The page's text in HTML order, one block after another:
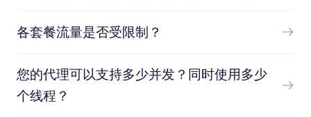
各套餐流量是否受限制？
您的代理可以支持多少并发？同时使用多少
个线程？